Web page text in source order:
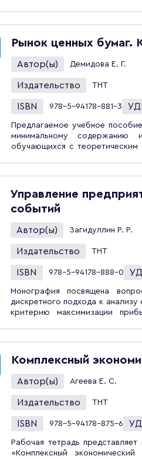
Рынок ценных бумаг.
Автор(ы) Демидова Е. Г.
Издательство ТНТ
ISBN 978-5-94178-881-3
Предлагаемое учебное
минимальному содержанию
обучающихся с теоретическим
обучающихся по
Управление
событий
Автор(ы) Загидуллин Р. Р.
Издательство ТНТ
ISBN 978-5-94178-888-0
Монография посвящена
дискретного подхода к
критерию максимизации
модели формирования
приобретения
выпуска продукции с
счет размещения свободных
ограничениях на основные
области управления
Комплексный
Автор(ы) Агеева Е. С.
Издательство ТНТ
ISBN 978-5-94178-875-6
Рабочая тетрадь
«Комплексный